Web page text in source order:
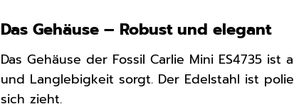
Das Gehäuse – Robust und elegant
Das Gehäuse der Fossil Carlie Mini ES4735
und Langlebigkeit sorgt. Der Edelstahl ist
sich zieht.